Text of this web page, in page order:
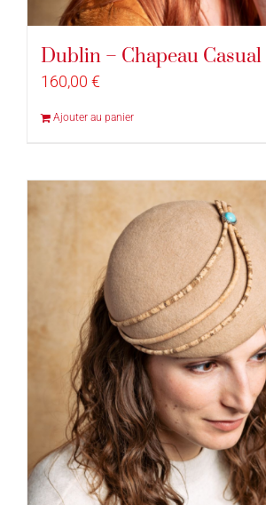
Dublin – Chapeau Casual
160,00 €
Ajouter au panier